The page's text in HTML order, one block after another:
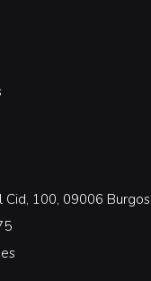
Cid, 100, 09006 Burgos